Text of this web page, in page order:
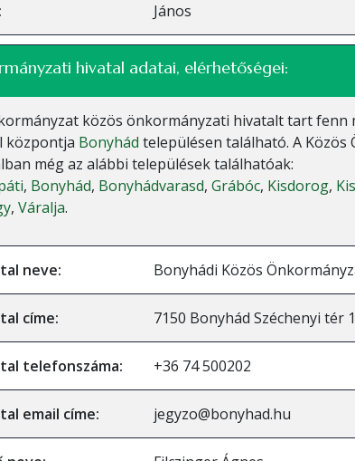
János
hivatal adatai, elérhetőségei:
közös önkormányzati hivatalt tart fenn
központja Bonyhád településen található. A Közös
még az alábbi települések találhatóak:
, Bonyhád, Bonyhádvarasd, Grábóc, Kisdorog,
, Váralja.
neve: Bonyhádi Közös
címe: 7150 Bonyhád Széchenyi tér
telefonszáma: +36 74 500202
email címe: jegyzo@bonyhad.hu